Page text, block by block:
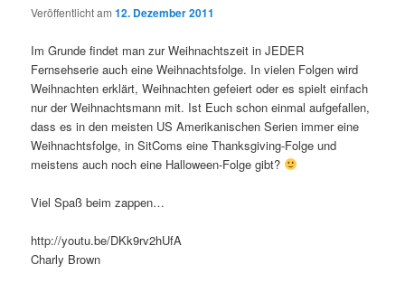
Veröffentlicht am12. Dezember 2011
Im Grunde findet man zur Weihnachtszeit in JEDER
Fernsehserie auch eine Weihnachtsfolge. In vielen Folgen wird
Weihnachten erklärt, Weihnachten gefeiert oder es spielt einfach
nur der Weihnachtsmann mit. Ist Euch schon einmal aufgefallen,
dass es in den meisten US Amerikanischen Serien immer eine
Weihnachtsfolge, in SitComs eine Thanksgiving-Folge und
meistens auch noch eine Halloween-Folge gibt?
Viel Spaß beim zappen…
http://youtu.be/DKk9rv2hUfA
Charly Brown